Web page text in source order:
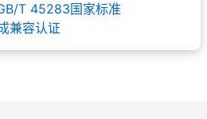
T 45283国家标准
兼容认证